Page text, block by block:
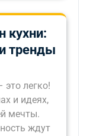
кухни:
тренды
легко!
и идеях,
мечты.
ждут